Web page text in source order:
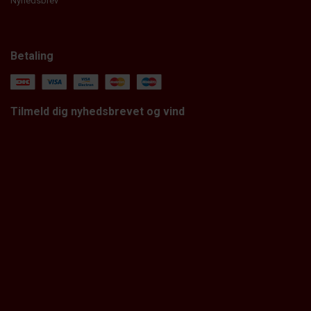
Betaling
Tilmeld dig nyhedsbrevet og vind